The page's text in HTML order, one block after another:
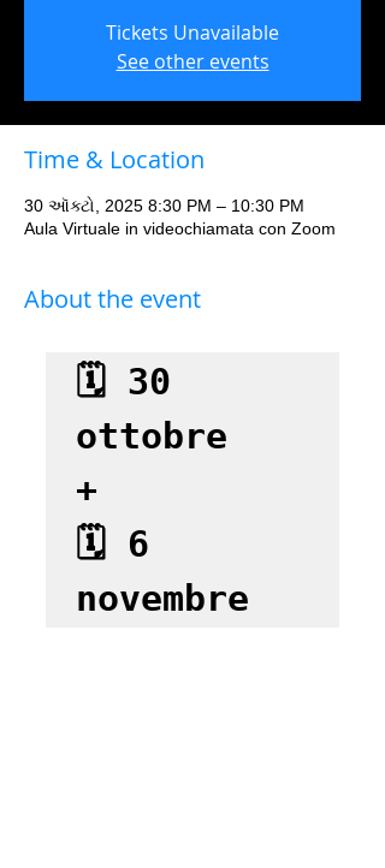
Tickets Unavailable
See other events
Time & Location
30 ઑક્ટો, 2025 8:30 PM – 10:30 PM
Aula Virtuale in videochiamata con Zoom
About the event
🗓 30
ottobre
+
🗓 6
novembre